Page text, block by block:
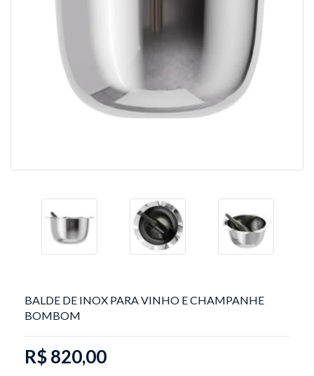
BALDE DE INOX PARA VINHO E CHAMPANHE
BOMBOM
R$ 820,00